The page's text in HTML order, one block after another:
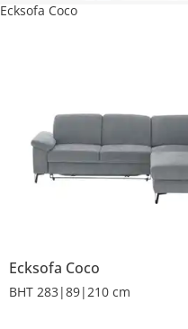
Ecksofa Coco
BHT 283|89|210 cm
Ecksofa Coco